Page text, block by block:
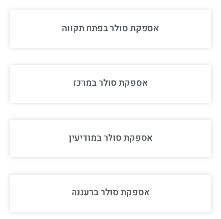
אספקת סולר בפתח תקווה
אספקת סולר במרכז
אספקת סולר במודיעין
אספקת סולר ברעננה